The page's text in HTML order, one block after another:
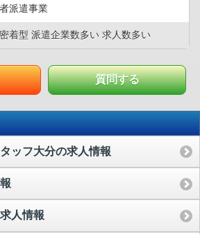
派遣事業
着型 派遣企業数多い 求人数多い
質問する
ッフ大分の求人情報
人情報